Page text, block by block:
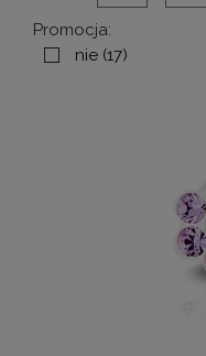
Promocja:
nie (17)